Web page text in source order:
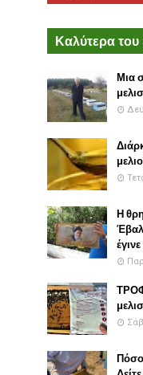
Καλύτερα του
Μια
Η
Πόσο